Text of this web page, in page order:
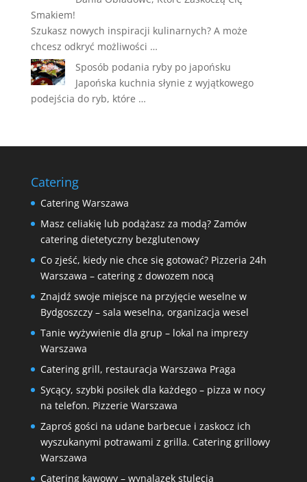
Smakiem!
Szukasz nowych inspiracji kulinarnych? A może
chcesz odkryć możliwości …
Sposób podania ryby po japońsku
Japońska kuchnia słynie z wyjątkowego
podejścia do ryb, które …
Catering
Catering Warszawa
Masz celiakię lub podążasz za modą? Zamów
catering dietetyczny bezglutenowy
Co zjeść, kiedy nie chce się gotować? Pizzeria 24h
Warszawa – catering z dowozem nocą
Znajdź swoje miejsce na przyjęcie weselne w
Bydgoszczy – sala weselna, organizacja wesel
Tanie wyżywienie dla grup – lokal na imprezy
Warszawa
Catering grill, restauracja Warszawa Praga
Sycący, szybki posiłek dla każdego – pizza w nocy
na telefon. Pizzerie Warszawa
Zaproś gości na udane barbecue i zaskocz ich
wyszukanymi potrawami z grilla. Catering grillowy
Warszawa
Catering kawowy – wynalazek stulecia